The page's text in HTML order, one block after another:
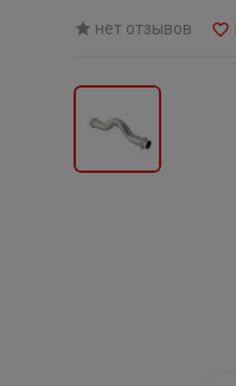
нет отзывов